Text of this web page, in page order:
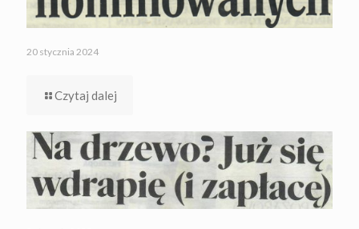
20 stycznia 2024
Czytaj dalej